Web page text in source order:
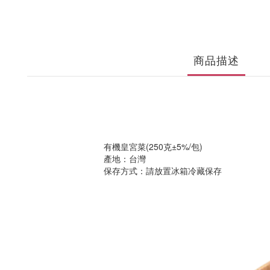
商品描述
有機皇宮菜(250克±5%/包)
產地：台灣
保存方式：請放置冰箱冷藏保存